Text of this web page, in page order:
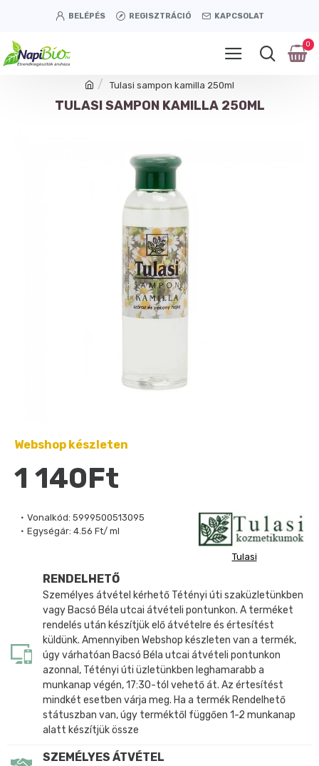
BELÉPÉS REGISZTRÁCIÓ KAPCSOLAT
0
Tulasi sampon kamilla 250ml
TULASI SAMPON KAMILLA 250ML
Vonalkód: 5999500513095
Egységár: 4.56 Ft/ ml
Tulasi
Webshop készleten
1 140Ft
RENDELHETŐ
Személyes átvétel kérhető Tétényi úti szaküzletünkben
vagy Bacsó Béla utcai átvételi pontunkon. A terméket
rendelés után készítjük elő átvételre és értesítést
küldünk. Amennyiben Webshop készleten van a termék,
úgy várhatóan Bacsó Béla utcai átvételi pontunkon
azonnal, Tétényi úti üzletünkben leghamarabb a
munkanap végén, 17:30-tól vehető át. Az értesítést
mindkét esetben várja meg. Ha a termék Rendelhető
státuszban van, úgy terméktől függően 1-2 munkanap
alatt készítjük össze
SZEMÉLYES ÁTVÉTEL